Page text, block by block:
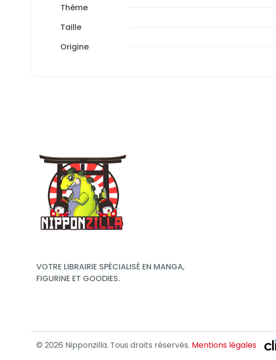
Thème
Taille
Origine
VOTRE LIBRAIRIE SPÉCIALISÉ EN MANGA,
FIGURINE ET GOODIES.
© 2026 Nipponzilla. Tous droits réservés. Mentions légales